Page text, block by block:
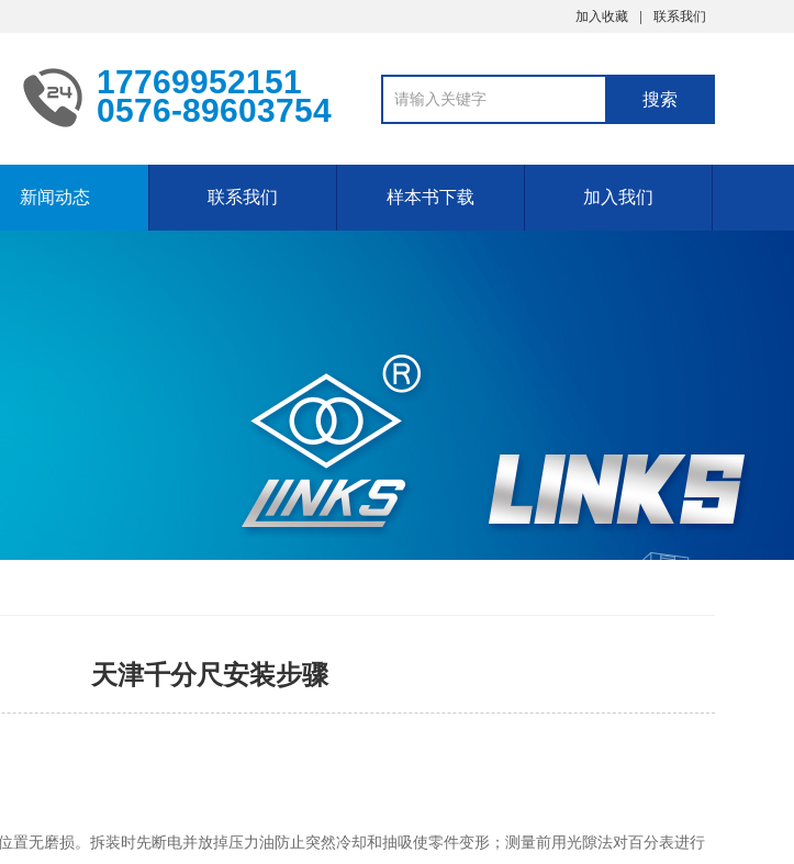
加入收藏 联系我们
17769952151
0576-89603754
新闻动态 联系我们 样本书下载 加入我们
天津千分尺安装步骤
置无磨损。拆装时先断电并放掉压力油防止突然冷却和抽吸使零件变形；测量前用光隙法对百分表进行